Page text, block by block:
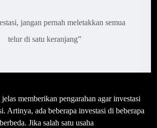
jangan pernah meletakkan semua
telur di satu keranjang”
memberikan pengarahan agar investasi
Artinya, ada beberapa investasi di beberapa
Jika salah satu usaha